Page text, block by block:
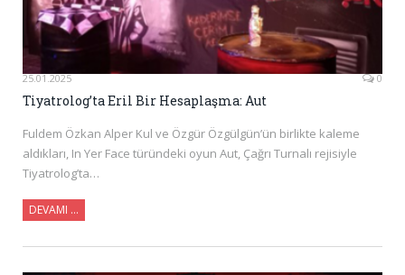
25.01.2025 0
Tiyatrolog’ta Eril Bir Hesaplaşma: Aut
Fuldem Özkan Alper Kul ve Özgür Özgülgün’ün birlikte kaleme
aldıkları, In Yer Face türündeki oyun Aut, Çağrı Turnalı rejisiyle
Tiyatrolog’ta…
DEVAMI …